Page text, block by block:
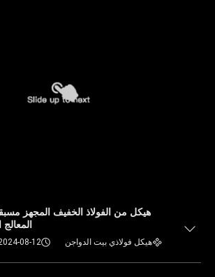
هيكل من الفولاذ الخفيف المجهز
هيكل فولاذي بيت الدواجن 08-12